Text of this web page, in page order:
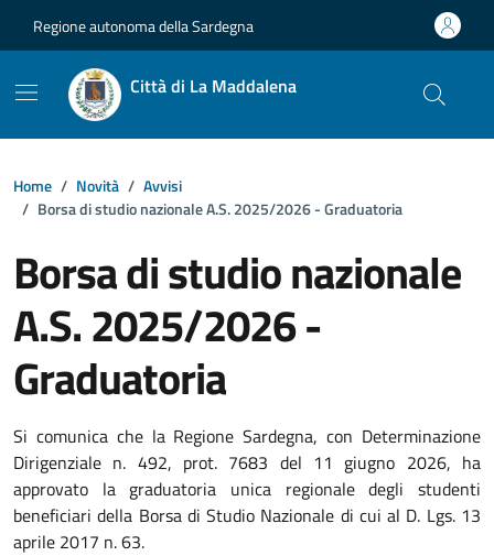
Regione autonoma della Sardegna
Città di La Maddalena
Home Novità
Avvisi
Borsa di studio nazionale A.S. 2025/2026 - Graduatoria
Borsa di studio nazionale
A.S. 2025/2026 -
Graduatoria
Dettagli della notizia
Si comunica che la Regione Sardegna, con Determinazione
Dirigenziale n. 492, prot. 7683 del 11 giugno 2026, ha
approvato la graduatoria unica regionale degli studenti
beneficiari della Borsa di Studio Nazionale di cui al D. Lgs. 13
aprile 2017 n. 63.